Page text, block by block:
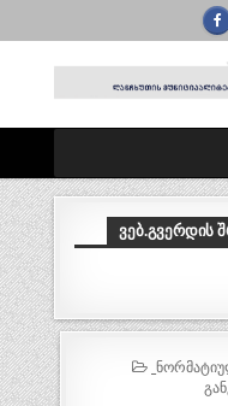
ᲕᲔᲑ.ᲒᲕᲔᲠᲓᲘᲡ
POSTED